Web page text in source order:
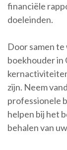
financiële
doeleinden.
Door samen
boekhouder in
zijn. Neem
professionele
helpen bij het
behalen van